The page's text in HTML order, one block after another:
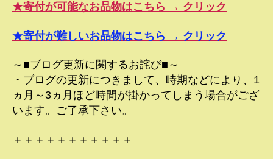
★寄付が可能なお品物はこちら → クリック
★寄付が難しいお品物はこちら → クリック
～■ブログ更新に関するお詫び■～
・ブログの更新につきまして、時期などにより、1
ヵ月～3ヵ月ほど時間が掛かってしまう場合がござ
います。ご了承下さい。
＋＋＋＋＋＋＋＋＋＋＋